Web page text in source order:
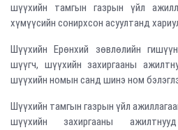
шүүхийн тамгын газрын үйл
хүмүүсийн сонирхсон асуултанд
Шүүхийн Ерөнхий зөвлөлийн
шүүгч, шүүхийн захиргааны
шүүхийн номын санд шинэ ном
Шүүхийн тамгын газрын үйл
шүүхийн захиргааны